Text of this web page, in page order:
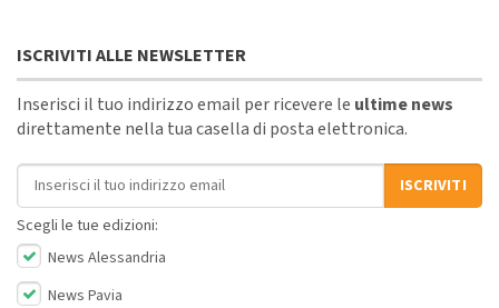
ISCRIVITI ALLE NEWSLETTER
Inserisci il tuo indirizzo email per ricevere le ultime news
direttamente nella tua casella di posta elettronica.
Indirizzo email
ISCRIVITI
Scegli le tue edizioni:
News Alessandria
News Pavia